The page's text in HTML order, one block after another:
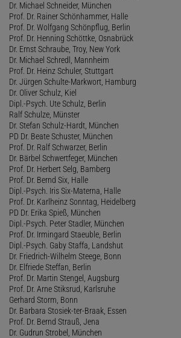
Dr. Michael Schneider, München
Prof. Dr. Rainer Schönhammer, Halle
Prof. Dr. Wolfgang Schönpflug, Berlin
Prof. Dr. Henning Schöttke, Osnabrück
Dr. Ernst Schraube, Troy, New York
Dr. Michael Schredl, Mannheim
Prof. Dr. Heinz Schuler, Stuttgart
Dr. Jürgen Schulte-Markwort, Hamburg
Dr. Oliver Schulz, Kiel
Dipl.-Psych. Ute Schulz, Berlin
Ralf Schulze, Münster
Dr. Stefan Schulz-Hardt, München
PD Dr. Beate Schuster, München
Prof. Dr. Ralf Schwarzer, Berlin
Dr. Bärbel Schwertfeger, München
Prof. Dr. Herbert Selg, Bamberg
Prof. Dr. Bernd Six, Halle
Dipl.-Psych. Iris Six-Materna, Halle
Prof. Dr. Karlheinz Sonntag, Heidelberg
PD Dr. Erika Spieß, München
Dipl.-Psych. Peter Stadler, München
Prof. Dr. Irmingard Staeuble, Berlin
Dipl.-Psych. Gaby Staffa, Landshut
Dr. Friedrich-Wilhelm Steege, Bonn
Dr. Elfriede Steffan, Berlin
Prof. Dr. Martin Stengel, Augsburg
Prof. Dr. Arne Stiksrud, Karlsruhe
Gerhard Storm, Bonn
Dr. Barbara Stosiek-ter-Braak, Essen
Prof. Dr. Bernd Strauß, Jena
Dr. Gudrun Strobel, München